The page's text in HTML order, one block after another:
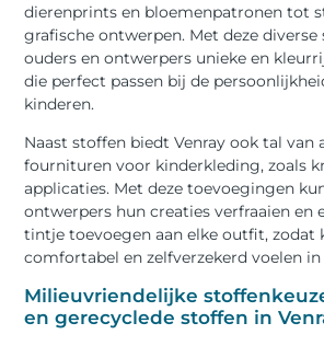
dierenprints en bloemenpatronen tot
grafische ontwerpen. Met deze diverse
ouders en ontwerpers unieke en
die perfect passen bij de
kinderen.
Naast stoffen biedt Venray ook tal van
fournituren voor kinderkleding, zoals
applicaties. Met deze toevoegingen
ontwerpers hun creaties verfraaien en
tintje toevoegen aan elke outfit, zodat
comfortabel en zelfverzekerd voelen
Milieuvriendelijke
en gerecyclede stoffen in